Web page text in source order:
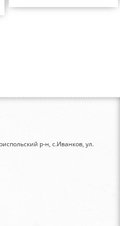
р-н, с.Иванков, ул.